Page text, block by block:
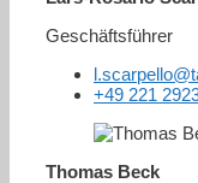
Geschäftsführer
+49 221
Thomas Beck